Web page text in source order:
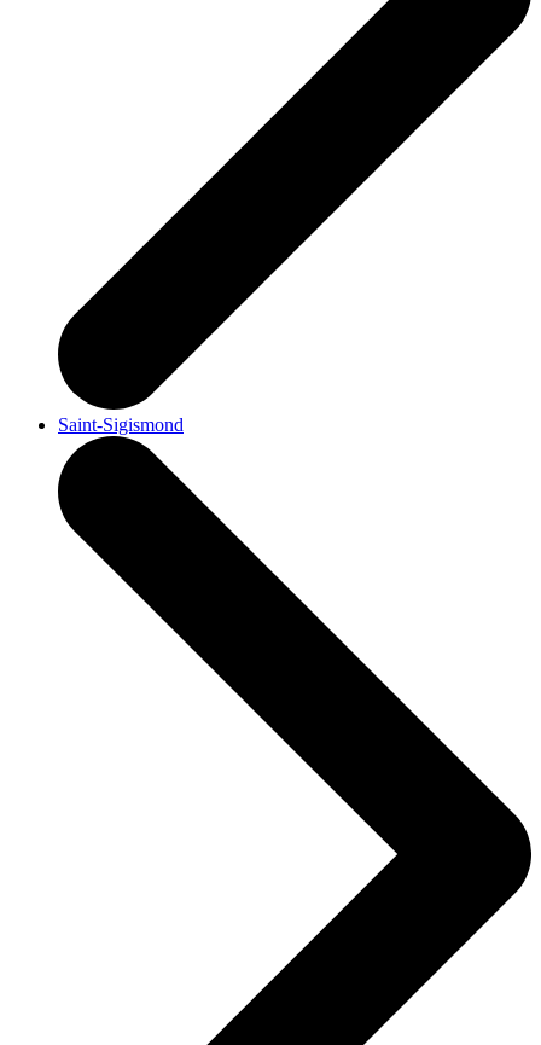
Saint-Sigismond